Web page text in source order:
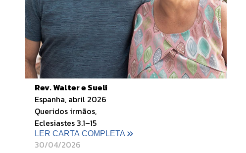
Rev. Walter e Sueli
Espanha, abril 2026
Queridos irmãos,
Eclesiastes 3.1–15
LER CARTA COMPLETA
30/04/2026